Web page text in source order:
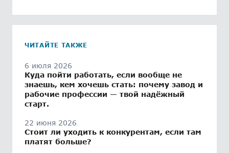
ЧИТАЙТЕ ТАКЖЕ
6 июля 2026
Куда пойти работать, если вообще не
знаешь, кем хочешь стать: почему завод и
рабочие профессии — твой надёжный
старт.
22 июня 2026
Стоит ли уходить к конкурентам, если там
платят больше?